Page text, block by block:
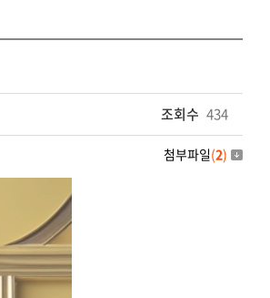
조회수 434
첨부파일(2)